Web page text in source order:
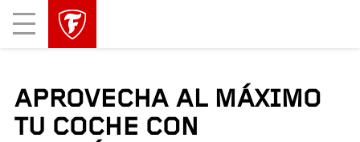
Mobile
Menu
APROVECHA AL MÁXIMO
TU COCHE CON